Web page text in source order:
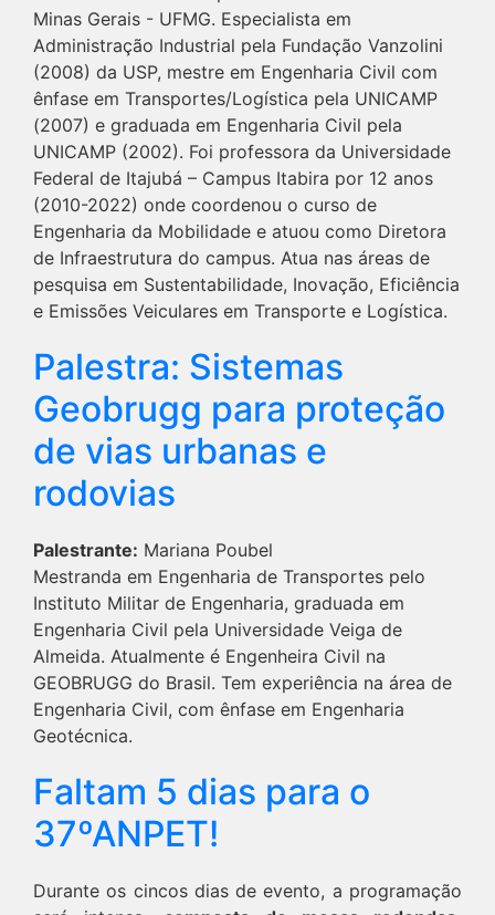
Minas Gerais - UFMG. Especialista em
Administração Industrial pela Fundação Vanzolini
(2008) da USP, mestre em Engenharia Civil com
ênfase em Transportes/Logística pela UNICAMP
(2007) e graduada em Engenharia Civil pela
UNICAMP (2002). Foi professora da Universidade
Federal de Itajubá – Campus Itabira por 12 anos
(2010-2022) onde coordenou o curso de
Engenharia da Mobilidade e atuou como Diretora
de Infraestrutura do campus. Atua nas áreas de
pesquisa em Sustentabilidade, Inovação, Eficiência
e Emissões Veiculares em Transporte e Logística.
Palestra: Sistemas
Geobrugg para proteção
de vias urbanas e
rodovias
Palestrante: Mariana Poubel
Mestranda em Engenharia de Transportes pelo
Instituto Militar de Engenharia, graduada em
Engenharia Civil pela Universidade Veiga de
Almeida. Atualmente é Engenheira Civil na
GEOBRUGG do Brasil. Tem experiência na área de
Engenharia Civil, com ênfase em Engenharia
Geotécnica.
Faltam 5 dias para o
37ºANPET!
Durante os cincos dias de evento, a programação